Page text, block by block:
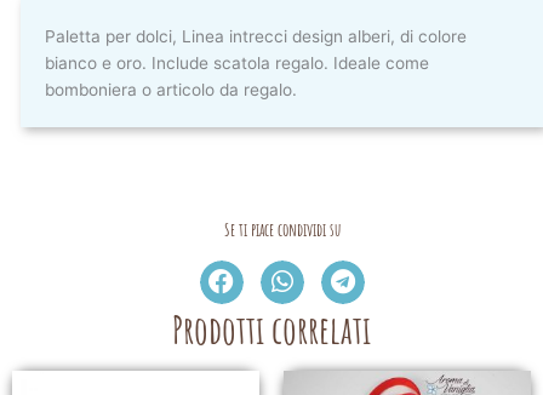
Paletta per dolci, Linea intrecci design alberi, di colore
bianco e oro. Include scatola regalo. Ideale come
bomboniera o articolo da regalo.
Se ti piace condividi su
Prodotti correlati